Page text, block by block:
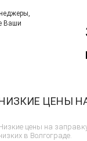
Ваши
ЦЕНЫ
цены на
в Волгограде.